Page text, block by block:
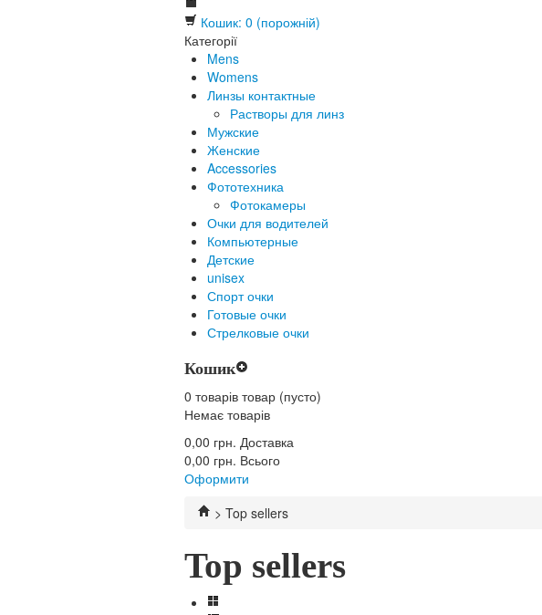
Кошик: 0 (порожній)
Категорії
Mens
Womens
Линзы контактные
Растворы для линз
Мужские
Женские
Accessories
Фототехника
Фотокамеры
Очки для водителей
Компьютерные
Детские
unisex
Спорт очки
Готовые очки
Стрелковые очки
Кошик
0 товарів товар (пусто)
Немає товарів
0,00 грн. Доставка
0,00 грн. Всього
Оформити
> Top sellers
Top sellers